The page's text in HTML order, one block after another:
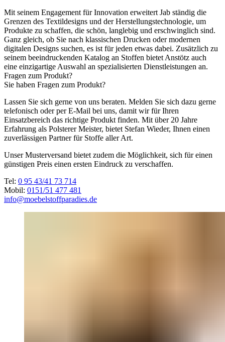
Mit seinem Engagement für Innovation erweitert Jab ständig die
Grenzen des Textildesigns und der Herstellungstechnologie, um
Produkte zu schaffen, die schön, langlebig und erschwinglich sind.
Ganz gleich, ob Sie nach klassischen Drucken oder modernen
digitalen Designs suchen, es ist für jeden etwas dabei. Zusätzlich zu
seinem beeindruckenden Katalog an Stoffen bietet Anstötz auch
eine einzigartige Auswahl an spezialisierten Dienstleistungen an.
Fragen zum Produkt?
Sie haben Fragen zum Produkt?
Lassen Sie sich gerne von uns beraten. Melden Sie sich dazu gerne
telefonisch oder per E-Mail bei uns, damit wir für Ihren
Einsatzbereich das richtige Produkt finden. Mit über 20 Jahre
Erfahrung als Polsterer Meister, bietet Stefan Wieder, Ihnen einen
zuverlässigen Partner für Stoffe aller Art.
Unser Musterversand bietet zudem die Möglichkeit, sich für einen
günstigen Preis einen ersten Eindruck zu verschaffen.
Tel: 0 95 43/41 73 714
Mobil: 0151/51 477 481
info@moebelstoffparadies.de